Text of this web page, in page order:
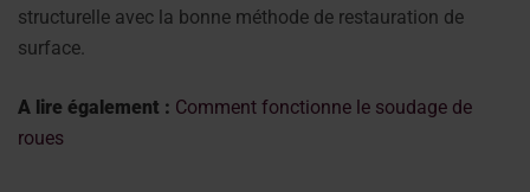
structurelle avec la bonne méthode de restauration de
surface.
A lire également : Comment fonctionne le soudage de
roues